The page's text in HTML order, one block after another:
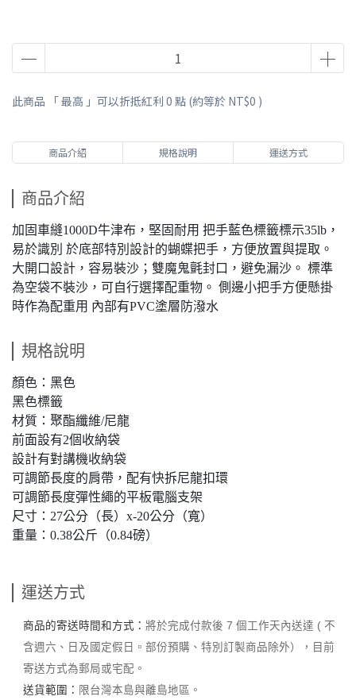
此商品 「 最高 」可以折抵紅利 0 點 (約等於 NT$0 )
商品介紹 規格說明 運送方式
商品介紹
加固車縫1000D牛津布，堅固耐用 把手藍色標籤標示35lb，
易於識別 於底部特別設計的蝴蝶把手，方便放置與提取。
大開口設計，容易裝沙；雙魔鬼氈封口，避免漏沙。 標準
為空袋不裝沙，可自行選擇配重物。 側邊小把手方便懸掛
時作為配重用 內部有PVC塗層防潑水
規格說明
顏色：黑色
黑色標籤
材質：聚酯纖維/尼龍
前面設有2個收納袋
設計有對講機收納袋
可調節長度的肩帶，配有快拆尼龍扣環
可調節長度彈性繩的平板電腦支架
尺寸：27公分（長）x-20公分（寬）
重量：0.38公斤（0.84磅）
運送方式
商品的寄送時間和方式： 將於完成付款後 7 個工作天內送達 ( 不
含週六、日及國定假日。部份預購、特別訂製商品除外），目前
寄送方式為郵局或宅配。
送貨範圍： 限台灣本島與離島地區。